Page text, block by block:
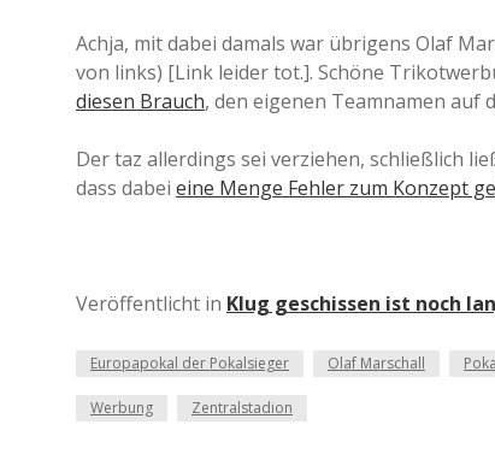
Achja, mit dabei damals war übrigens Olaf
von links) [Link leider tot.]. Schöne
diesen Brauch, den eigenen Teamnamen auf
Der taz allerdings sei verziehen, schließlich
dass dabei eine Menge Fehler zum Konzept
Veröffentlicht in Klug geschissen ist noch
Europapokal der Pokalsieger Olaf Marschall
Werbung Zentralstadion